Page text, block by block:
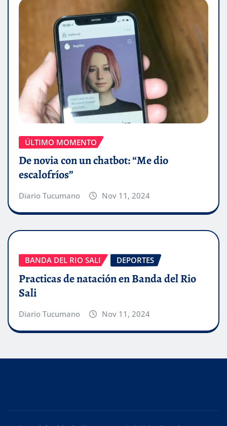
ÚLTIMO MOMENTO
De novia con un chatbot: “Me dio
escalofríos”
Diario Tucumano Nov 11, 2024
BANDA DEL RIO SALI DEPORTES
Practicas de natación en Banda del Rio
Sali
Diario Tucumano Nov 11, 2024